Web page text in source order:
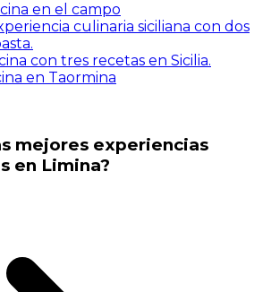
en el campo
culinaria siciliana con dos
con tres recetas en Sicilia.
en Taormina
mejores experiencias
en Limina?